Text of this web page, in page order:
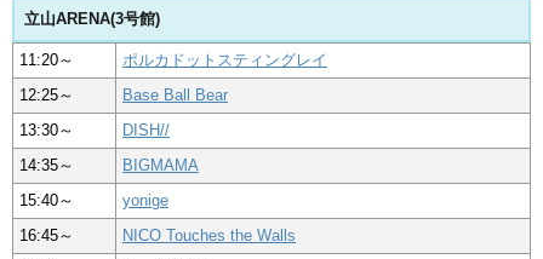
立山ARENA(3号館)
11:20～
ポルカドットスティングレイ
12:25～
Base Ball Bear
13:30～
DISH//
14:35～
BIGMAMA
15:40～
yonige
16:45～
NICO Touches the Walls